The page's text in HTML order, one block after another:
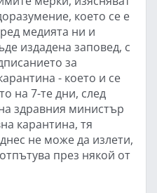
което се е
медията ни и
издадена заповед, с
за
- което и се
на 7-те дни, след
здравния министър
карантина, тя
не може да излети,
през някой от